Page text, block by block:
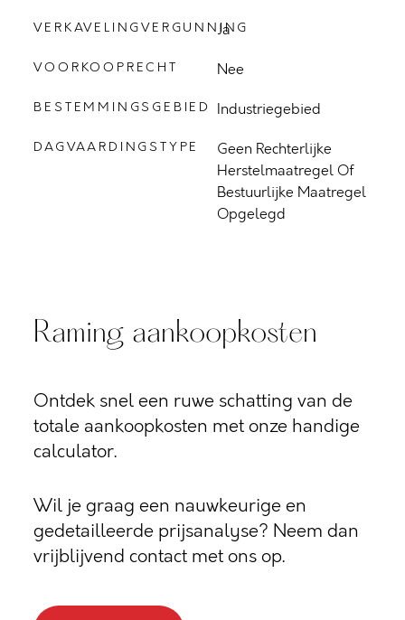
VERKAVELINGVERGUNNING
Ja
VOORKOOPRECHT Nee
BESTEMMINGSGEBIED Industriegebied
DAGVAARDINGSTYPE
Geen Rechterlijke
Herstelmaatregel Of
Bestuurlijke Maatregel
Opgelegd
Raming aankoopkosten
Ontdek snel een ruwe schatting van de
totale aankoopkosten met onze handige
calculator.
Wil je graag een nauwkeurige en
gedetailleerde prijsanalyse? Neem dan
vrijblijvend contact met ons op.